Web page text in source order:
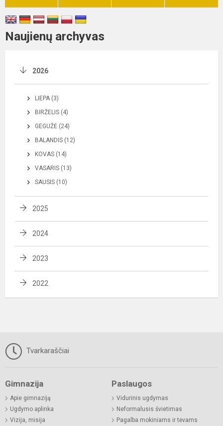
Naujienų archyvas
2026
LIEPA (3)
BIRŽELIS (4)
GEGUŽĖ (24)
BALANDIS (12)
KOVAS (14)
VASARIS (13)
SAUSIS (10)
2025
2024
2023
2022
Tvarkaraščiai
Gimnazija
Apie gimnaziją
Ugdymo aplinka
Vizija, misija
Paslaugos
Vidurinis ugdymas
Neformalusis švietimas
Pagalba mokiniams ir tėvams